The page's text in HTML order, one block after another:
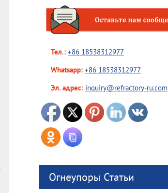
Тел.: +86 18538312977
Whatsapp: +86 18538312977
Эл. адрес: inquiry@refractory-ru.com
Огнеупоры Статьи